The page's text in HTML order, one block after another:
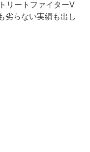
リートファイターV
劣らない実績も出し